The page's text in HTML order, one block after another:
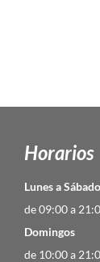
Horarios
Lunes a Sábado
de 09:00 a
Domingos
de 10:00 a